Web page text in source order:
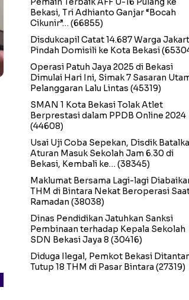
Bekasi, Tri Adhianto Ganjar “Bocah
Cikunir”… (66855)
Disdukcapil Catat 14.687 Warga
Pindah Domisili ke Kota Bekasi
Operasi Patuh Jaya 2025 di Bekasi
Dimulai Hari Ini, Simak 7 Sasaran
Pelanggaran Lalu Lintas (45319)
SMAN 1 Kota Bekasi Tolak Atlet
Berprestasi dalam PPDB Online 2024
(44608)
Usai Uji Coba Sepekan, Disdik
Aturan Masuk Sekolah Jam 6.30 di
Bekasi, Kembali ke… (38345)
Maklumat Bersama Lagi-lagi
THM di Bintara Nekat Beroperasi
Ramadan (38038)
Dinas Pendidikan Jatuhkan Sanksi
Pembinaan terhadap Kepala Sekolah
SDN Bekasi Jaya 8 (30416)
Diduga Ilegal, Pemkot Bekasi
Tutup 18 THM di Pasar Bintara (27319)